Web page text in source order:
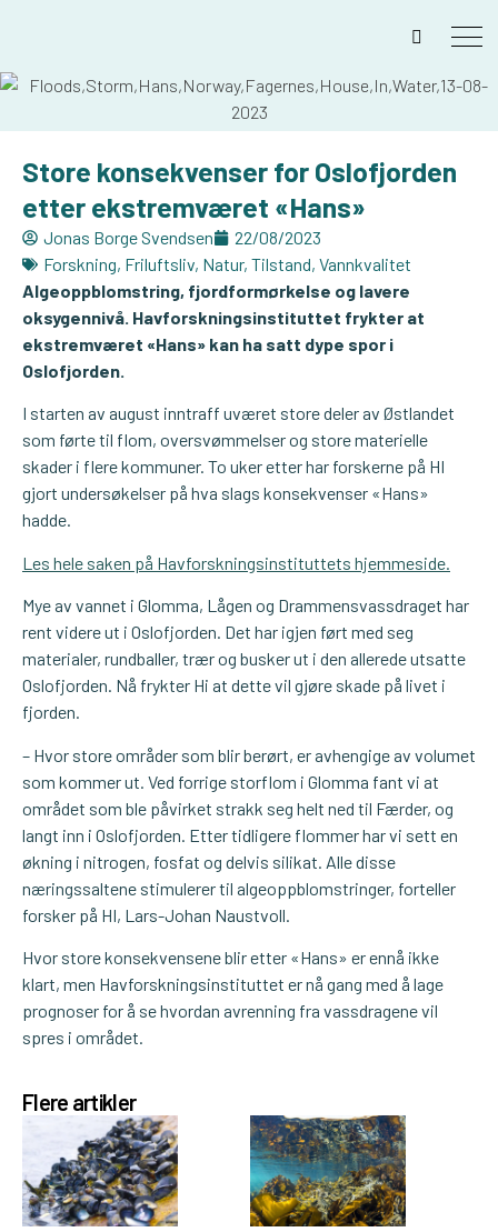
Store konsekvenser for Oslofjorden
etter ekstremværet «Hans»
Jonas Borge Svendsen
22/08/2023
Forskning, Friluftsliv, Natur, Tilstand, Vannkvalitet
Algeoppblomstring, fjordformørkelse og lavere
oksygennivå. Havforskningsinstituttet frykter at
ekstremværet «Hans» kan ha satt dype spor i
Oslofjorden.
I starten av august inntraff uværet store deler av Østlandet
som førte til flom, oversvømmelser og store materielle
skader i flere kommuner. To uker etter har forskerne på HI
gjort undersøkelser på hva slags konsekvenser «Hans»
hadde.
Les hele saken på Havforskningsinstituttets hjemmeside.
Mye av vannet i Glomma, Lågen og Drammensvassdraget har
rent videre ut i Oslofjorden. Det har igjen ført med seg
materialer, rundballer, trær og busker ut i den allerede utsatte
Oslofjorden. Nå frykter Hi at dette vil gjøre skade på livet i
fjorden.
– Hvor store områder som blir berørt, er avhengige av volumet
som kommer ut. Ved forrige storflom i Glomma fant vi at
området som ble påvirket strakk seg helt ned til Færder, og
langt inn i Oslofjorden. Etter tidligere flommer har vi sett en
økning i nitrogen, fosfat og delvis silikat. Alle disse
næringssaltene stimulerer til algeoppblomstringer, forteller
forsker på HI, Lars-Johan Naustvoll.
Hvor store konsekvensene blir etter «Hans» er ennå ikke
klart, men Havforskningsinstituttet er nå gang med å lage
prognoser for å se hvordan avrenning fra vassdragene vil
spres i området.
Flere artikler